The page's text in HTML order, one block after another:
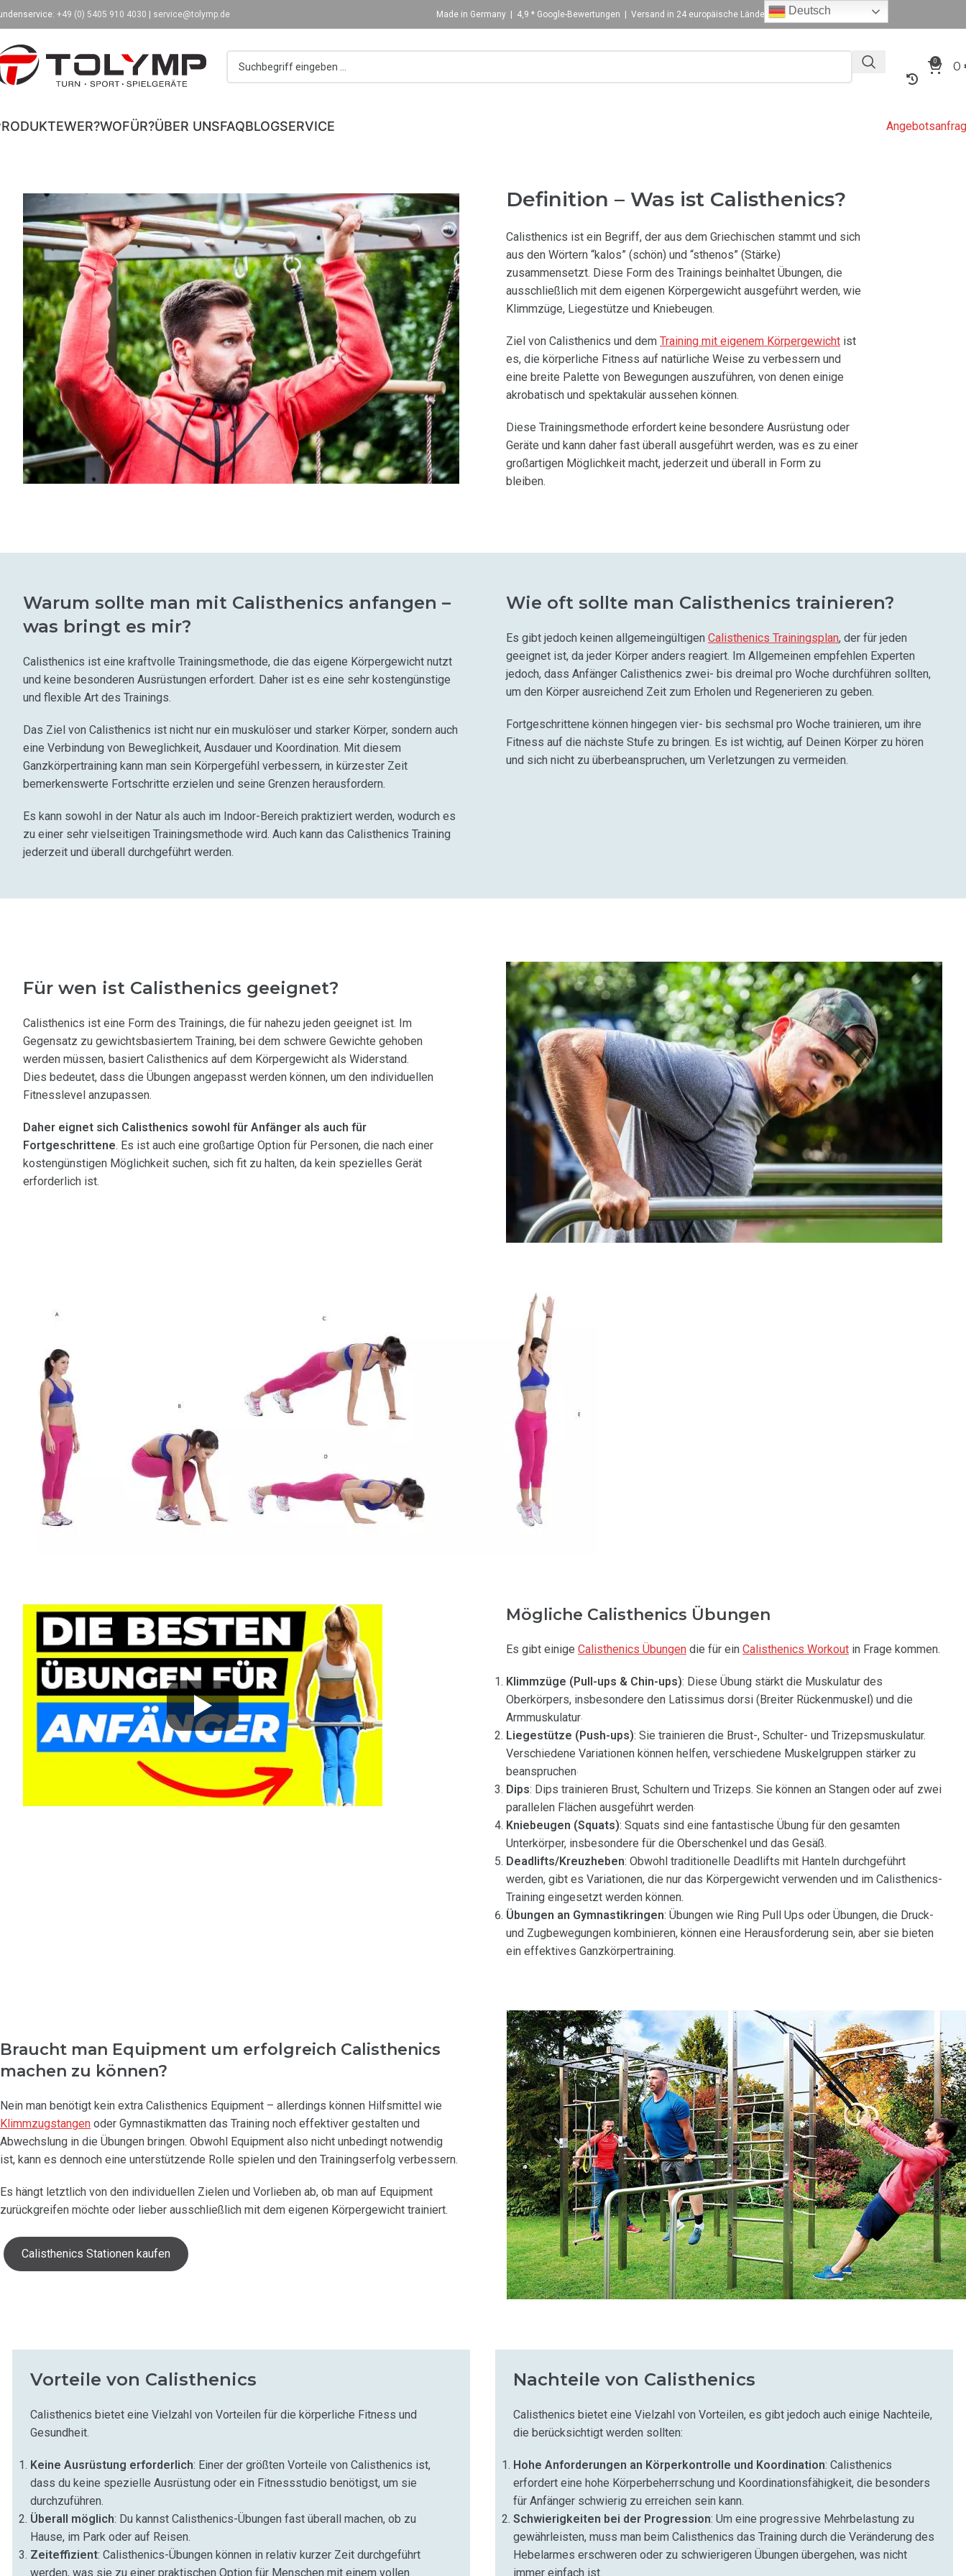
+49 (0) 5405 910 4030 service@tolymp.de Made in Germany | 4,9 * Google-Bewertungen | Versand in 24 europäische Länder
0 0
WER?WOFÜR?ÜBER UNSFAQBLOGSERVICE
Definition – Was ist Calisthenics?
Calisthenics ist ein Begriff, der aus dem Griechischen stammt und sich
aus den Wörtern “kalos” (schön) und “sthenos” (Stärke)
zusammensetzt. Diese Form des Trainings beinhaltet Übungen, die
ausschließlich mit dem eigenen Körpergewicht ausgeführt werden, wie
Klimmzüge, Liegestütze und Kniebeugen.
Ziel von Calisthenics und dem Training mit eigenem Körpergewicht ist
es, die körperliche Fitness auf natürliche Weise zu verbessern und
eine breite Palette von Bewegungen auszuführen, von denen einige
akrobatisch und spektakulär aussehen können.
Diese Trainingsmethode erfordert keine besondere Ausrüstung oder
Geräte und kann daher fast überall ausgeführt werden, was es zu einer
großartigen Möglichkeit macht, jederzeit und überall in Form zu
bleiben.
Warum sollte man mit Calisthenics anfangen –
was bringt es mir?
Calisthenics ist eine kraftvolle Trainingsmethode, die das eigene Körpergewicht nutzt
und keine besonderen Ausrüstungen erfordert. Daher ist es eine sehr kostengünstige
und flexible Art des Trainings.
Das Ziel von Calisthenics ist nicht nur ein muskulöser und starker Körper, sondern auch
eine Verbindung von Beweglichkeit, Ausdauer und Koordination. Mit diesem
Ganzkörpertraining kann man sein Körpergefühl verbessern, in kürzester Zeit
bemerkenswerte Fortschritte erzielen und seine Grenzen herausfordern.
Es kann sowohl in der Natur als auch im Indoor-Bereich praktiziert werden, wodurch es
zu einer sehr vielseitigen Trainingsmethode wird. Auch kann das Calisthenics Training
jederzeit und überall durchgeführt werden.
Wie oft sollte man Calisthenics trainieren?
Es gibt jedoch keinen allgemeingültigen Calisthenics Trainingsplan, der für jeden
geeignet ist, da jeder Körper anders reagiert. Im Allgemeinen empfehlen Experten
jedoch, dass Anfänger Calisthenics zwei- bis dreimal pro Woche durchführen sollten,
um den Körper ausreichend Zeit zum Erholen und Regenerieren zu geben.
Fortgeschrittene können hingegen vier- bis sechsmal pro Woche trainieren, um ihre
Fitness auf die nächste Stufe zu bringen. Es ist wichtig, auf Deinen Körper zu hören
und sich nicht zu überbeanspruchen, um Verletzungen zu vermeiden.
Für wen ist Calisthenics geeignet?
Calisthenics ist eine Form des Trainings, die für nahezu jeden geeignet ist. Im
Gegensatz zu gewichtsbasiertem Training, bei dem schwere Gewichte gehoben
werden müssen, basiert Calisthenics auf dem Körpergewicht als Widerstand.
Dies bedeutet, dass die Übungen angepasst werden können, um den individuellen
Fitnesslevel anzupassen.
Daher eignet sich Calisthenics sowohl für Anfänger als auch für
Fortgeschrittene. Es ist auch eine großartige Option für Personen, die nach einer
kostengünstigen Möglichkeit suchen, sich fit zu halten, da kein spezielles Gerät
erforderlich ist.
Mögliche Calisthenics Übungen
Es gibt einige Calisthenics Übungen die für ein Calisthenics Workout in Frage kommen.
Klimmzüge (Pull-ups & Chin-ups): Diese Übung stärkt die Muskulatur des
Oberkörpers, insbesondere den Latissimus dorsi (Breiter Rückenmuskel) und die
Armmuskulatur.
Liegestütze (Push-ups): Sie trainieren die Brust-, Schulter- und Trizepsmuskulatur.
Verschiedene Variationen können helfen, verschiedene Muskelgruppen stärker zu
beanspruchen.
Dips: Dips trainieren Brust, Schultern und Trizeps. Sie können an Stangen oder auf zwei
parallelen Flächen ausgeführt werden.
Kniebeugen (Squats): Squats sind eine fantastische Übung für den gesamten
Unterkörper, insbesondere für die Oberschenkel und das Gesäß.
Deadlifts/Kreuzheben: Obwohl traditionelle Deadlifts mit Hanteln durchgeführt
werden, gibt es Variationen, die nur das Körpergewicht verwenden und im Calisthenics-
Training eingesetzt werden können.
Übungen an Gymnastikringen: Übungen wie Ring Pull Ups oder Übungen, die Druck-
und Zugbewegungen kombinieren, können eine Herausforderung sein, aber sie bieten
ein effektives Ganzkörpertraining.
Braucht man Equipment um erfolgreich Calisthenics
machen zu können?
Nein man benötigt kein extra Calisthenics Equipment – allerdings können Hilfsmittel wie
Klimmzugstangen oder Gymnastikmatten das Training noch effektiver gestalten und
Abwechslung in die Übungen bringen. Obwohl Equipment also nicht unbedingt notwendig
ist, kann es dennoch eine unterstützende Rolle spielen und den Trainingserfolg verbessern.
Es hängt letztlich von den individuellen Zielen und Vorlieben ab, ob man auf Equipment
zurückgreifen möchte oder lieber ausschließlich mit dem eigenen Körpergewicht trainiert.
Calisthenics Stationen kaufen
Vorteile von Calisthenics
Calisthenics bietet eine Vielzahl von Vorteilen für die körperliche Fitness und
Gesundheit.
Keine Ausrüstung erforderlich: Einer der größten Vorteile von Calisthenics ist,
dass du keine spezielle Ausrüstung oder ein Fitnessstudio benötigst, um sie
durchzuführen.
Überall möglich: Du kannst Calisthenics-Übungen fast überall machen, ob zu
Hause, im Park oder auf Reisen.
Zeiteffizient: Calisthenics-Übungen können in relativ kurzer Zeit durchgeführt
werden, was sie zu einer praktischen Option für Menschen mit einem vollen
Nachteile von Calisthenics
Calisthenics bietet eine Vielzahl von Vorteilen, es gibt jedoch auch einige Nachteile,
die berücksichtigt werden sollten:
Hohe Anforderungen an Körperkontrolle und Koordination: Calisthenics
erfordert eine hohe Körperbeherrschung und Koordinationsfähigkeit, die besonders
für Anfänger schwierig zu erreichen sein kann.
Schwierigkeiten bei der Progression: Um eine progressive Mehrbelastung zu
gewährleisten, muss man beim Calisthenics das Training durch die Veränderung des
Hebelarmes erschweren oder zu schwierigeren Übungen übergehen, was nicht
immer einfach ist.
Deutsch